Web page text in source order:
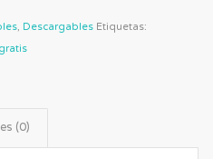
, Descargables Etiquetas:
gratis
(0)